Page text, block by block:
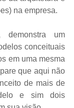
na empresa.
um
conceituais
em uma mesma
que aqui não
de mais de
e sim dois